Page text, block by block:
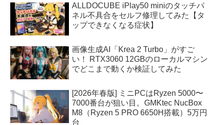
ALLDOCUBE iPlay50 miniのタッチパ
ネル不具合をセルフ修理してみた【タ
ップできなくなる症状】
画像生成AI「Krea 2 Turbo」がすご
い！ RTX3060 12GBのローカルマシン
でどこまで動くか検証してみた
[2026年春版] ミニPCはRyzen 5000〜
7000番台が狙い目。GMKtec NucBox
M8（Ryzen 5 PRO 6650H搭載）5万円
台